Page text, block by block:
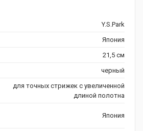
Y.S.Park
Япония
21,5 см
черный
для точных стрижек с увеличенной
длиной полотна
Япония